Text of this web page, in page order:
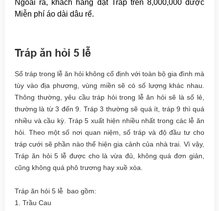
Ngoài ra, khách hàng đặt Tráp trên 8,000,000 được
Miễn phí áo dài dâu rể.
Tráp ăn hỏi 5 lễ
Số tráp trong lễ ăn hỏi không cố định với toàn bộ gia đình mà
tùy vào địa phương, vùng miền sẽ có số lượng khác nhau.
Thông thường, yêu cầu tráp hỏi trong lễ ăn hỏi sẽ là số lẻ,
thường là từ 3 đến 9. Tráp 3 thường sẽ quá ít, tráp 9 thì quá
nhiều và cầu kỳ. Tráp 5 xuất hiện nhiều nhất trong các lễ ăn
hỏi. Theo một số nơi quan niệm, số tráp và độ đầu tư cho
tráp cưới sẽ phần nào thể hiện gia cảnh của nhà trai. Vì vậy,
Tráp ăn hỏi 5 lễ được cho là vừa đủ, không quá đơn giản,
cũng không quá phô trương hay xuề xòa.
Tráp ăn hỏi 5 lễ bao gồm:
1. Trầu Cau